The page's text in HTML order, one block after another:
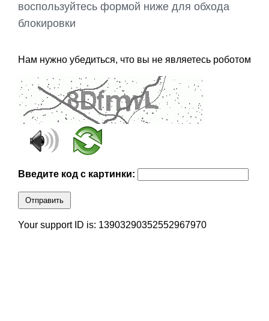
воспользуйтесь формой ниже для обхода
блокировки
Нам нужно убедиться, что вы не являетесь роботом
Введите код с картинки:
Отправить
Your support ID is: 13903290352552967970